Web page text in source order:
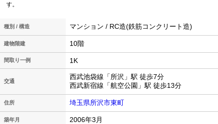
す。
種別 / 構造 マンション / RC造(鉄筋コンクリート造)
建物階建 10階
間取り一例 1K
交通
西武池袋線「所沢」駅 徒歩7分
西武新宿線「航空公園」駅 徒歩13分
住所 埼玉県所沢市東町
築年月 2006年3月